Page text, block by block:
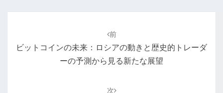
ナ
前
ビットコインの未来：ロシアの動きと歴史的トレーダ
ーの予測から見る新たな展望
次